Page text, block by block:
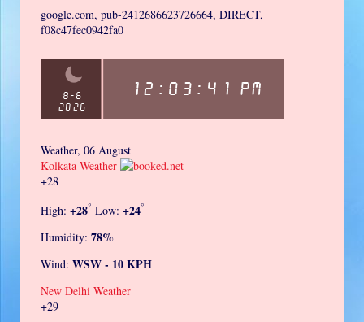
google.com, pub-2412686623726664, DIRECT,
f08c47fec0942fa0
Weather, 06 August
Kolkata Weather
+28
High: +28° Low: +24°
Humidity: 78%
Wind: WSW - 10 KPH
New Delhi Weather
+29